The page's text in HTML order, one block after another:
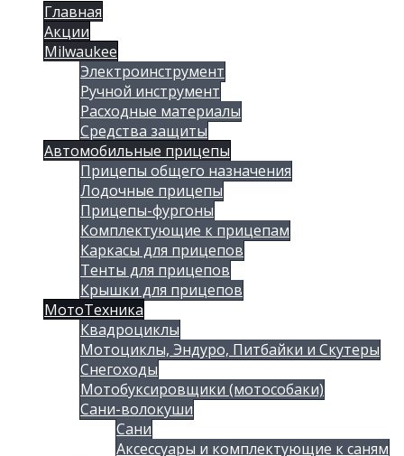
Главная
Акции
Milwaukee
Электроинструмент
Ручной инструмент
Расходные материалы
Средства защиты
Автомобильные прицепы
Прицепы общего назначения
Лодочные прицепы
Прицепы-фургоны
Комплектующие к прицепам
Каркасы для прицепов
Тенты для прицепов
Крышки для прицепов
МотоТехника
Квадроциклы
Мотоциклы, Эндуро, Питбайки и Скутеры
Снегоходы
Мотобуксировщики (мотособаки)
Сани-волокуши
Сани
Аксессуары и комплектующие к саням